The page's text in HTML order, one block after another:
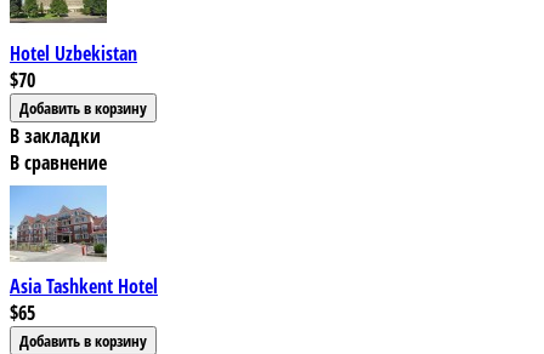
Hotel Uzbekistan
$70
В закладки
В сравнение
Asia Tashkent Hotel
$65